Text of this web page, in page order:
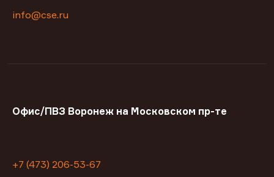
info@cse.ru
Офис/ПВЗ Воронеж на Московском пр-те
+7 (473) 206-53-67